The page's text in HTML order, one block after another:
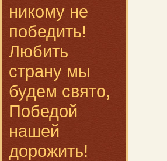
никому не
победить!
Любить
страну мы
будем свято,
Победой
нашей
дорожить!